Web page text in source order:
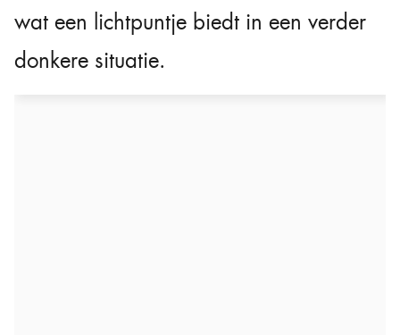
wat een lichtpuntje biedt in een verder
donkere situatie.